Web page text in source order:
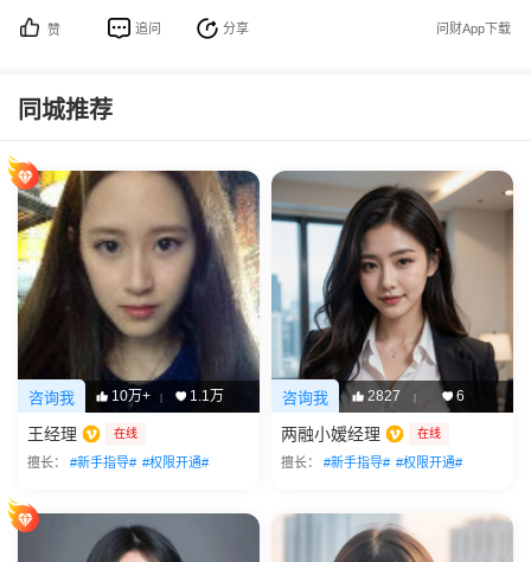
赞 追问 分享 问财App下载
同城推荐
咨询我 10万+ | 1.1万
王经理 在线
擅长： #新手指导# #权限开通#
咨询我 2827 | 6
两融小嫒经理 在线
擅长： #新手指导# #权限开通#